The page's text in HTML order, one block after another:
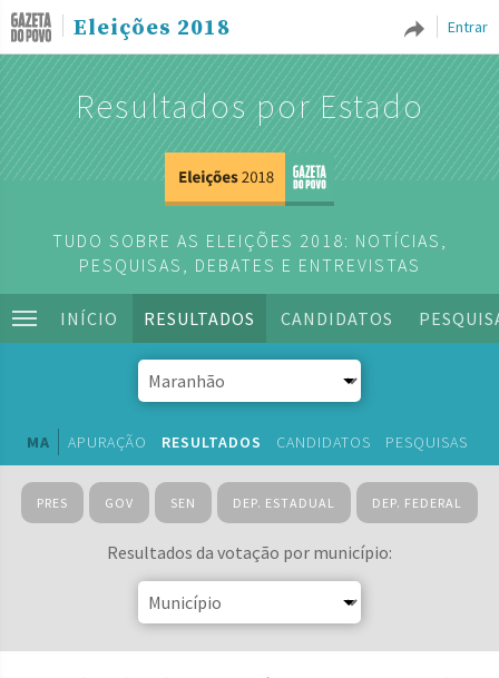
Entrar
Eleições 2018
Resultados por Estado
TUDO SOBRE AS ELEIÇÕES 2018: NOTÍCIAS,
PESQUISAS, DEBATES E ENTREVISTAS
INÍCIO RESULTADOS CANDIDATOS
MA APURAÇÃO RESULTADOS CANDIDATOS PESQUISAS
PRES GOV SEN DEP. ESTADUAL DEP. FEDERAL
Resultados da votação por município: